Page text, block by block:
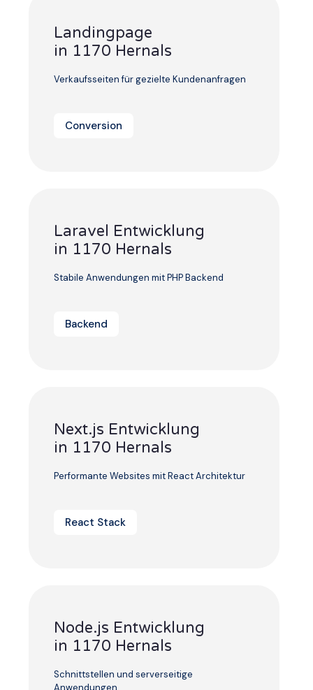
Landingpage
in 1170 Hernals
Verkaufsseiten für gezielte Kundenanfragen
Conversion
Laravel Entwicklung
in 1170 Hernals
Stabile Anwendungen mit PHP Backend
Backend
Next.js Entwicklung
in 1170 Hernals
Performante Websites mit React Architektur
React Stack
Node.js Entwicklung
in 1170 Hernals
Schnittstellen und serverseitige
Anwendungen